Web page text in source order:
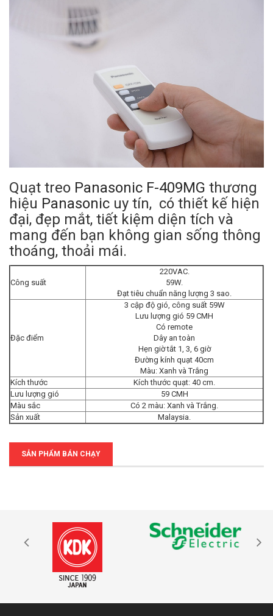
Quạt treo Panasonic F-409MG thương
hiệu Panasonic uy tín, có thiết kế hiện
đại, đẹp mắt, tiết kiệm diện tích và
mang đến bạn không gian sống thông
thoáng, thoải mái.
Công suất
220VAC.
59W.
Đạt tiêu chuẩn năng lượng 3 sao.
Đặc điểm
3 cập độ gió, công suất 59W
Lưu lượng gió 59 CMH
Có remote
Dây an toàn
Hẹn giờ tắt 1, 3, 6 giờ
Đường kính quạt 40cm
Màu: Xanh và Trắng
Kích thước
Kích thước quạt: 40 cm.
Lưu lượng gió
59 CMH
Màu sắc
Có 2 màu: Xanh và Trắng.
Sản xuất
Malaysia.
SẢN PHẨM BÁN CHẠY